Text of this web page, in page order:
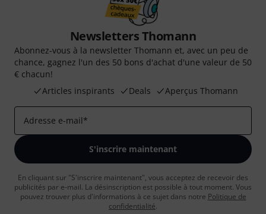
Newsletters Thomann
Abonnez-vous à la newsletter Thomann et, avec un peu de
chance, gagnez l'un des 50 bons d'achat d'une valeur de 50
€ chacun!
Articles inspirants
Deals Aperçus Thomann
Adresse e-mail*
S'inscrire maintenant
En cliquant sur "S'inscrire maintenant", vous acceptez de recevoir des
publicités par e-mail. La désinscription est possible à tout moment. Vous
pouvez trouver plus d'informations à ce sujet dans notre Politique de
confidentialité.